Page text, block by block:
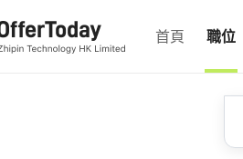
首頁 職位